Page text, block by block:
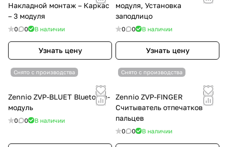
Накладной монтаж – Каркас
– 3 модуля
0 0 В наличии
Узнать цену
модуля, Установка
заподлицо
0 0 В наличии
Узнать цену
Снято с производства
Zennio ZVP-BLUET Bluetooth-
модуль
0 0 В наличии
Снято с производства
Zennio ZVP-FINGER
Считыватель отпечатков
пальцев
0 0 В наличии